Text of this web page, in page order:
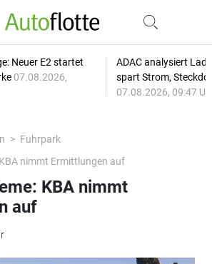
Neuer E2 startet
07.08.2026,
ADAC analysiert
spart Strom,
07.08.2026, 09:47
Fuhrpark
nimmt Ermittlungen auf
KBA nimmt
auf